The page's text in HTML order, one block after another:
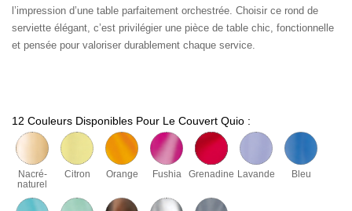
l’impression d’une table parfaitement orchestrée. Choisir ce rond de
serviette élégant, c’est privilégier une pièce de table chic, fonctionnelle
et pensée pour valoriser durablement chaque service.
12 Couleurs Disponibles Pour Le Couvert Quio :
Nacré-
naturel
Citron Orange Fushia Grenadine Lavande Bleu